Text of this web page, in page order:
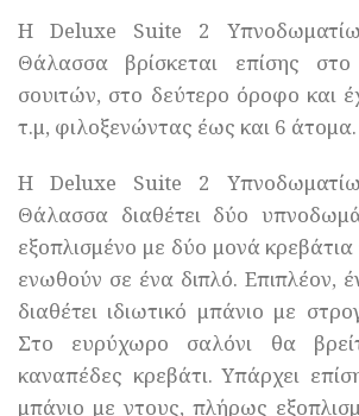
Η Deluxe Suite 2
Θάλασσα βρίσκεται επίσης
σουιτών, στο δεύτερο όροφο και
τ.μ, φιλοξενώντας έως και 6 άτομα.
Η Deluxe Suite 2
Θάλασσα διαθέτει δύο
εξοπλισμένο με δύο μονά
ενωθούν σε ένα διπλό. Επιπλέον,
διαθέτει ιδιωτικό μπάνιο με
Στο ευρύχωρο σαλόνι θα
καναπέδες κρεβάτι. Υπάρχει
μπάνιο με ντους, πλήρως